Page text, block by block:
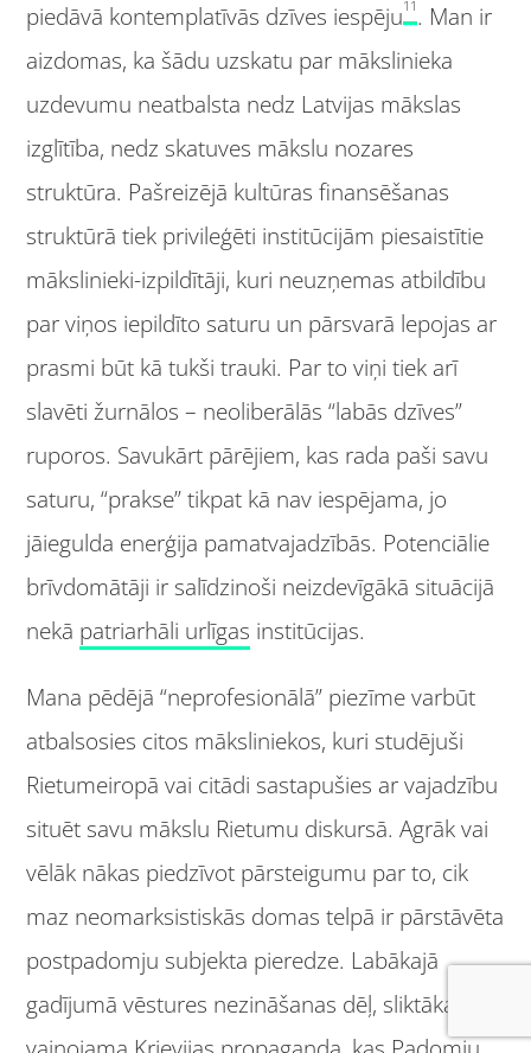
piedāvā kontemplatīvās dzīves iespēju11 . Man ir
aizdomas, ka šādu uzskatu par mākslinieka
uzdevumu neatbalsta nedz Latvijas mākslas
izglītība, nedz skatuves mākslu nozares
struktūra. Pašreizējā kultūras finansēšanas
struktūrā tiek privileģēti institūcijām piesaistītie
mākslinieki-izpildītāji, kuri neuzņemas atbildību
par viņos iepildīto saturu un pārsvarā lepojas ar
prasmi būt kā tukši trauki. Par to viņi tiek arī
slavēti žurnālos – neoliberālās “labās dzīves”
ruporos. Savukārt pārējiem, kas rada paši savu
saturu, “prakse” tikpat kā nav iespējama, jo
jāiegulda enerģija pamatvajadzībās. Potenciālie
brīvdomātāji ir salīdzinoši neizdevīgākā situācijā
nekā patriarhāli urlīgas institūcijas.
Mana pēdējā “neprofesionālā” piezīme varbūt
atbalsosies citos māksliniekos, kuri studējuši
Rietumeiropā vai citādi sastapušies ar vajadzību
situēt savu mākslu Rietumu diskursā. Agrāk vai
vēlāk nākas piedzīvot pārsteigumu par to, cik
maz neomarksistiskās domas telpā ir pārstāvēta
postpadomju subjekta pieredze. Labākajā
gadījumā vēstures nezināšanas dēļ, sliktākajā –